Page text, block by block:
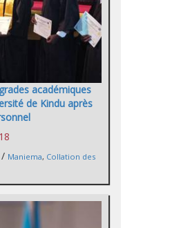
académiques
de Kindu après
/ Maniema, Collation des